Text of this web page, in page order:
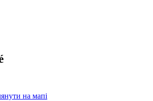
на мапі